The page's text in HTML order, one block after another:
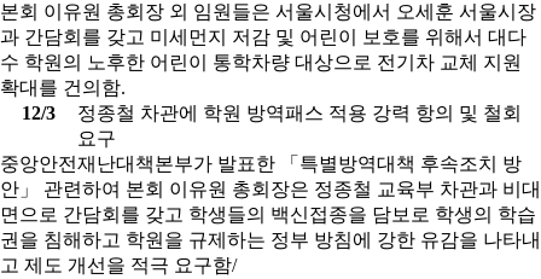
본회 이유원 총회장 외 임원들은 서울시청에서 오세훈 서울시장
과 간담회를 갖고 미세먼지 저감 및 어린이 보호를 위해서 대다
수 학원의 노후한 어린이 통학차량 대상으로 전기차 교체 지원
확대를 건의함.
12/3
정종철 차관에 학원 방역패스 적용 강력 항의 및 철회
요구
중앙안전재난대책본부가 발표한 「특별방역대책 후속조치 방
안」 관련하여 본회 이유원 총회장은 정종철 교육부 차관과 비대
면으로 간담회를 갖고 학생들의 백신접종을 담보로 학생의 학습
권을 침해하고 학원을 규제하는 정부 방침에 강한 유감을 나타내
고 제도 개선을 적극 요구함/